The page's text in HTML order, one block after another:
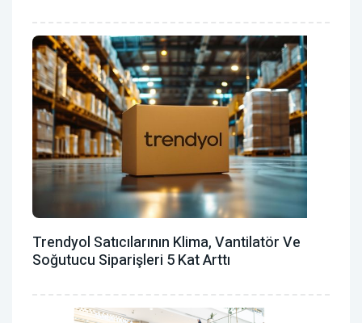
Trendyol Satıcılarının Klima, Vantilatör ‎ve
Soğutucu Siparişleri 5 Kat Arttı